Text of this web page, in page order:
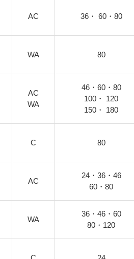
AC 36・ 60・80
WA 80
AC
WA
46・60・80
100・ 120
150・ 180
C 80
AC
24・36・46
60・80
WA
36・46・60
80・120